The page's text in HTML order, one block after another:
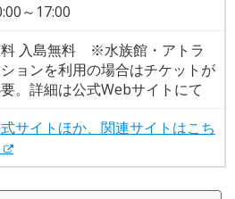
～17:00
入島無料 ※水族館・アトラ
ョンを利用の場合はチケットが
。詳細は公式Webサイトにて
サイトほか、関連サイトはこち